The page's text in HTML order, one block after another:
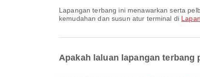
Lapangan terbang ini menawarkan serta pelbagai kemudahan lain untuk meningkatkan pengalaman perjalanan anda. Anda boleh menyemak maklumat terperinci tentang
kemudahan dan susun atur terminal di
Apakah laluan lapangan terbang